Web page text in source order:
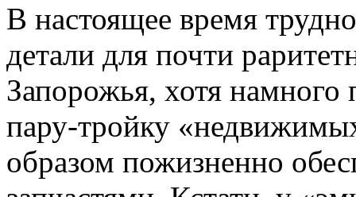
В настоящее время
детали для почти
Запорожья, хотя намного
пару-тройку
образом пожизненно